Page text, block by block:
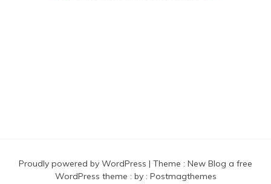
Proudly powered by WordPress | Theme : New Blog a free
WordPress theme : by : Postmagthemes